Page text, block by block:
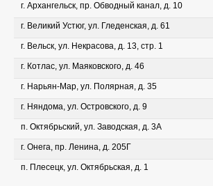
г. Архангельск, пр. Обводный канал, д. 10
г. Великий Устюг, ул. Гледенская, д. 61
г. Вельск, ул. Некрасова, д. 13, стр. 1
г. Котлас, ул. Маяковского, д. 46
г. Нарьян-Мар, ул. Полярная, д. 35
г. Няндома, ул. Островского, д. 9
п. Октябрьский, ул. Заводская, д. 3А
г. Онега, пр. Ленина, д. 205Г
п. Плесецк, ул. Октябрьская, д. 1